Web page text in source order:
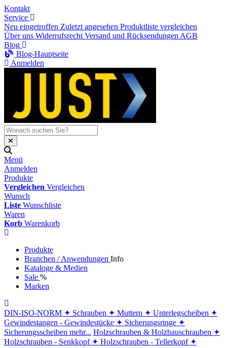
Kontakt
Service
Neu eingetroffen Zuletzt angesehen Produktliste vergleichen
Über uns Widerrufsrecht Versand und Rücksendungen AGB
Blog
Blog-Hauptseite
Anmelden
Menü
Anmelden
Produkte
Vergleichen Vergleichen
Wunsch
Liste Wunschliste
Waren
Korb Warenkorb
Produkte
Branchen / Anwendungen Info
Kataloge & Medien
Sale %
Marken
DIN-ISO-NORM ✦ Schrauben ✦ Muttern ✦ Unterlegscheiben ✦
Gewindestangen - Gewindestücke ✦ Sicherungsringe ✦
Sicherungsscheiben mehr... Holzschrauben & Holzbauschrauben ✦
Holzschrauben - Senkkopf ✦ Holzschrauben - Tellerkopf ✦